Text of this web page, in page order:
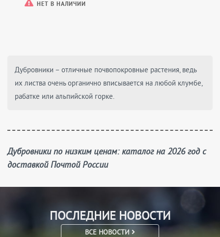
НЕТ В НАЛИЧИИ
Дубровники – отличные почвопокровные растения, ведь
их листва очень органично вписывается на любой клумбе,
рабатке или альпийской горке.
Дубровники по низким ценам: каталог на 2026 год с
доставкой Почтой России
ПОСЛЕДНИЕ НОВОСТИ
ВСЕ НОВОСТИ